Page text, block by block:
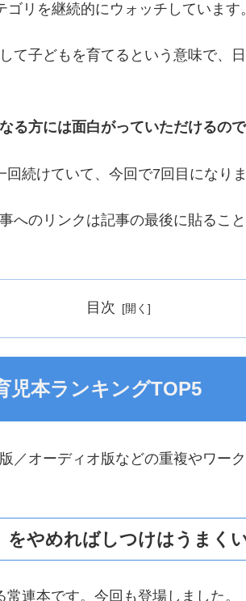
ゴリを継続的にウォッチしています。
て子どもを育てるという意味で、
る方には面白がっていただけるので
続けていて、今回で7回目になりま
へのリンクは記事の最後に貼るこ
目次
児本ランキングTOP5
／オーディオ版などの重複やワー
やめればしつけはうまくい
連本です。今回も登場しました。